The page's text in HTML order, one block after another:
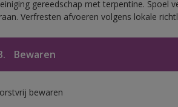
gereedschap met terpentine.
Verfresten afvoeren volgens lokale
Bewaren
bewaren